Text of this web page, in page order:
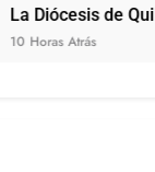
la visita